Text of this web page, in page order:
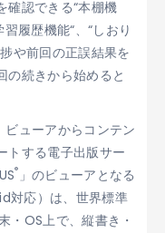
確認できる“本棚機
履歴機能“、“しおり
や前回の正誤結果を
の続きから始めると
ビューアからコンテン
トする電子出版サー
® 」のビューアとなる
対応）は、世界標準
・OS上で、縦書き・